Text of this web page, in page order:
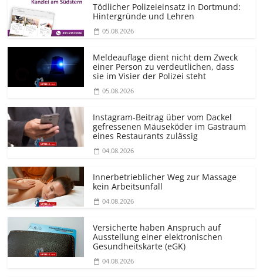
Tödlicher Polizeieinsatz in Dortmund:
Hintergründe und Lehren
05.08.2026
Meldeauflage dient nicht dem Zweck
einer Person zu verdeutlichen, dass
sie im Visier der Polizei steht
05.08.2026
Instagram-Beitrag über vom Dackel
gefressenen Mäuseköder im Gastraum
eines Restaurants zulässig
04.08.2026
Innerbetrieblicher Weg zur Massage
kein Arbeitsunfall
04.08.2026
Versicherte haben Anspruch auf
Ausstellung einer elektronischen
Gesundheitskarte (eGK)
04.08.2026